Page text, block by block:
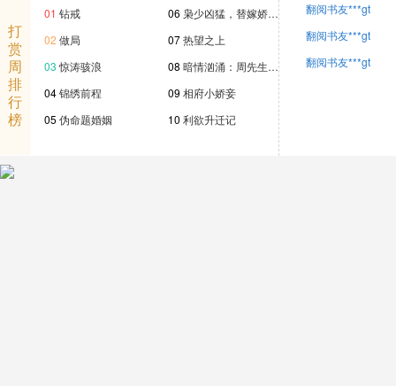
打
赏
周
排
行
榜
01 钻戒
02 做局
03 惊涛骇浪
04锦绣前程
05 伪命题婚姻
06 枭少凶猛，替嫁娇…
07热望之上
08 暗情汹涌：周先生…
09 相府小娇妾
10 利欲升迁记
翻阅书友***gt
翻阅书友***gt
翻阅书友***gt